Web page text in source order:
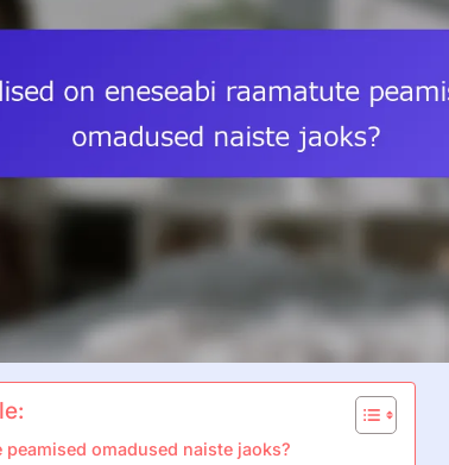
omadused naiste jaoks?